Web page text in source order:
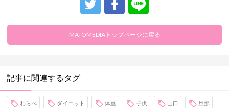
MATOMEDIAトップページに戻る
記事に関連するタグ
わらべ ダイエット 体重 子供 山口 旦那